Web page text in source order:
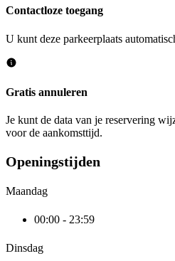
Contactloze toegang
U kunt deze parkeerplaats
Gratis annuleren
Je kunt de data van je reservering
voor de aankomsttijd.
Openingstijden
Maandag
00:00 - 23:59
Dinsdag